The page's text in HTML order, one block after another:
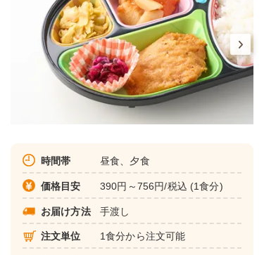
時間帯 昼食、夕食
価格目安 390円～756円/税込 (1食分)
お届け方法 手渡し
注文単位 1食分から注文可能